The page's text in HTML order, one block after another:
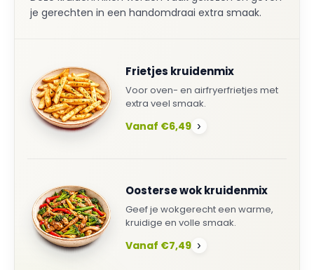
je gerechten in een handomdraai extra smaak.
Frietjes kruidenmix
Voor oven- en airfryerfrietjes met
extra veel smaak.
Vanaf €6,49 ›
Oosterse wok kruidenmix
Geef je wokgerecht een warme,
kruidige en volle smaak.
Vanaf €7,49 ›